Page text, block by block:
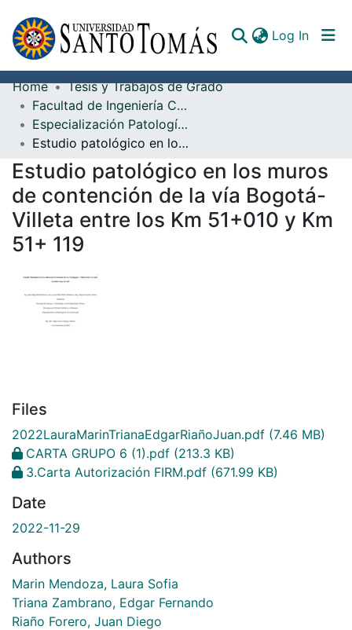
Log In
Communities & Collections
All of DSpace
Documents
Home
Tesis y Trabajos de Grado
Facultad de Ingeniería Civil
Especialización Patología de la Construcción
Estudio patológico en los muros de contención de la vía Bogotá- Villeta entre los Km 51+010 y Km 51+ 119
Estudio patológico en los muros
de contención de la vía Bogotá-
Villeta entre los Km 51+010 y Km
51+ 119
Files
2022LauraMarinTrianaEdgarRiañoJuan.pdf (7.46 MB)
CARTA GRUPO 6 (1).pdf (213.3 KB)
3.Carta Autorización FIRM.pdf (671.99 KB)
Date
2022-11-29
Authors
Marin Mendoza, Laura Sofia
Triana Zambrano, Edgar Fernando
Riaño Forero, Juan Diego